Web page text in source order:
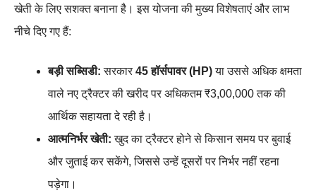
खेती के लिए सशक्त बनाना है। इस योजना की मुख्य विशेषताएं और लाभ
नीचे दिए गए हैं:
बड़ी सब्सिडी: सरकार 45 हॉर्सपावर (HP)या उससे अधिक क्षमता
वाले नए ट्रैक्टर की खरीद पर अधिकतम ₹3,00,000 तक की
आर्थिक सहायता दे रही है।
आत्मनिर्भर खेती: खुद का ट्रैक्टर होने से किसान समय पर बुवाई
और जुताई कर सकेंगे, जिससे उन्हें दूसरों पर निर्भर नहीं रहना
पड़ेगा।